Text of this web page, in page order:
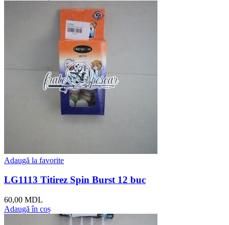
Adaugă la favorite
LG1113 Titirez Spin Burst 12 buc
60,00 MDL
Adaugă în coș